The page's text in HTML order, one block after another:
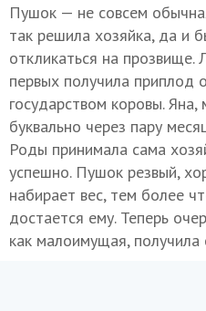
Пушок — не совсем
так решила хозяйка, да и
откликаться на
первых получила приплод
государством коровы.
буквально через пару
Роды принимала сама
успешно. Пушок резвый,
набирает вес, тем более
достается ему. Теперь
как малоимущая, получила